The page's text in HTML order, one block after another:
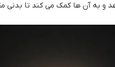
و به آن ها کمک می کند تا بدنی